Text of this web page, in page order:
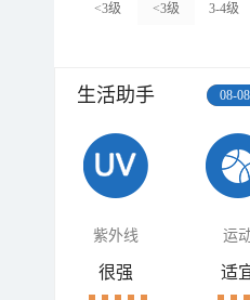
<3级 <3级 3-4级
生活助手 08-08
紫外线 运
很强 适